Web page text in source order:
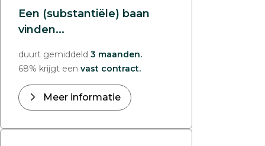
Een (substantiële) baan
vinden...
duurt gemiddeld 3 maanden.
68% krijgt een vast contract.
Meer informatie